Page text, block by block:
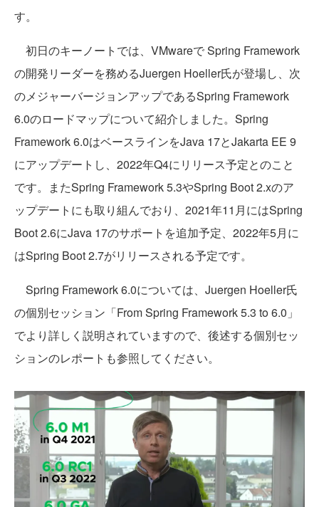
す。
初日のキーノートでは、VMwareで Spring Framework
の開発リーダーを務めるJuergen Hoeller氏が登場し、次
のメジャーバージョンアップであるSpring Framework
6.0のロードマップについて紹介しました。Spring
Framework 6.0はベースラインをJava 17とJakarta EE 9
にアップデートし、2022年Q4にリリース予定とのこと
です。またSpring Framework 5.3やSpring Boot 2.xのア
ップデートにも取り組んでおり、2021年11月にはSpring
Boot 2.6にJava 17のサポートを追加予定、2022年5月に
はSpring Boot 2.7がリリースされる予定です。
Spring Framework 6.0については、Juergen Hoeller氏
の個別セッション「From Spring Framework 5.3 to 6.0」
でより詳しく説明されていますので、後述する個別セッ
ションのレポートも参照してください。